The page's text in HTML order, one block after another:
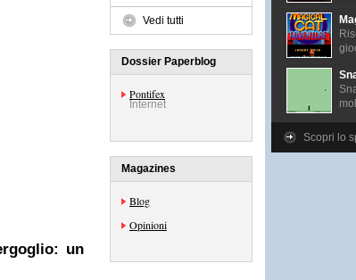
un
Vedi tutti
Dossier Paperblog
Pontifex
Internet
Magazines
Blog
Opinioni
Scopri lo